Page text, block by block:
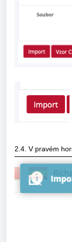
2.4. V pravém